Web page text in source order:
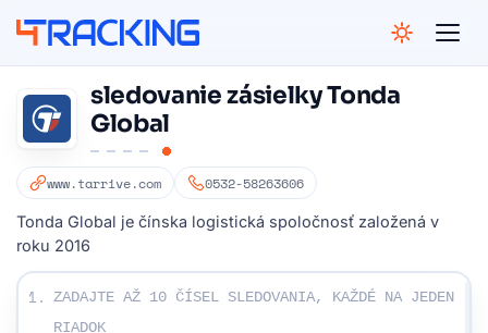
sledovanie zásielky Tonda
Global
www.tarrive.com 0532-58263606
Tonda Global je čínska logistická spoločnosť založená v
roku 2016
Zadajte svoje sledovacie čísla:
1.